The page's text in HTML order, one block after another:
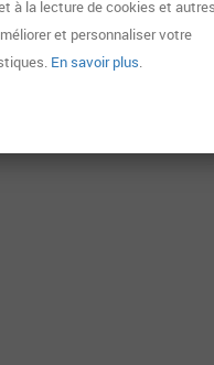
ce, jusque dans les
afin d’optimiser la
à la lecture de cookies et autres
et personnaliser votre
En savoir plus.